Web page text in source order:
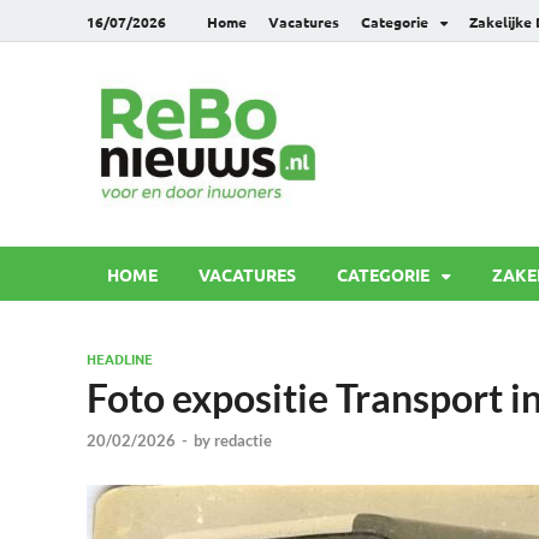
16/07/2026 Home Vacatures Categorie Zakelijke
HOME VACATURES CATEGORIE
HEADLINE
Foto expositie Transport
20/02/2026 - by redactie